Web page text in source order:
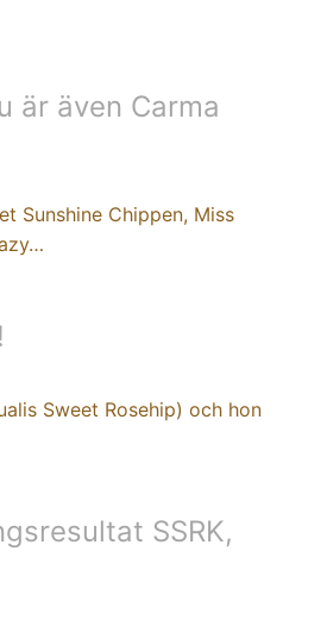
är även Carma
Sunshine Chippen, Miss
Sweet Rosehip) och hon
SSRK,